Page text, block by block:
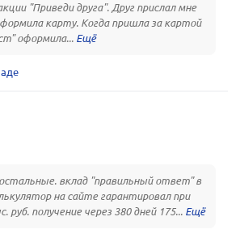
"Приведи друга". Друг прислал мне
карту. Когда пришла за картой
оформила...
вклад "правильный ответ" в
на сайте гарантировал при
руб. получение через 380 дней 175...